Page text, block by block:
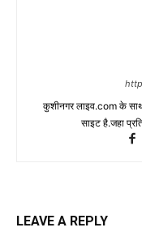
कुशीनगर लाइव.com के
साइट है.जहा
LEAVE A REPLY